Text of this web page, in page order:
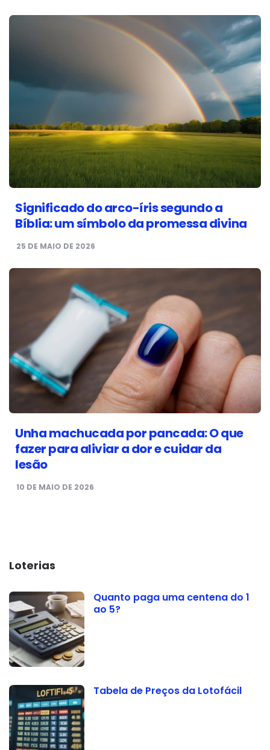
Significado do arco-íris segundo a
Bíblia: um símbolo da promessa divina
25 DE MAIO DE 2026
Unha machucada por pancada: O que
fazer para aliviar a dor e cuidar da
lesão
10 DE MAIO DE 2026
Loterias
Quanto paga uma centena do 1
ao 5?
Tabela de Preços da Lotofácil